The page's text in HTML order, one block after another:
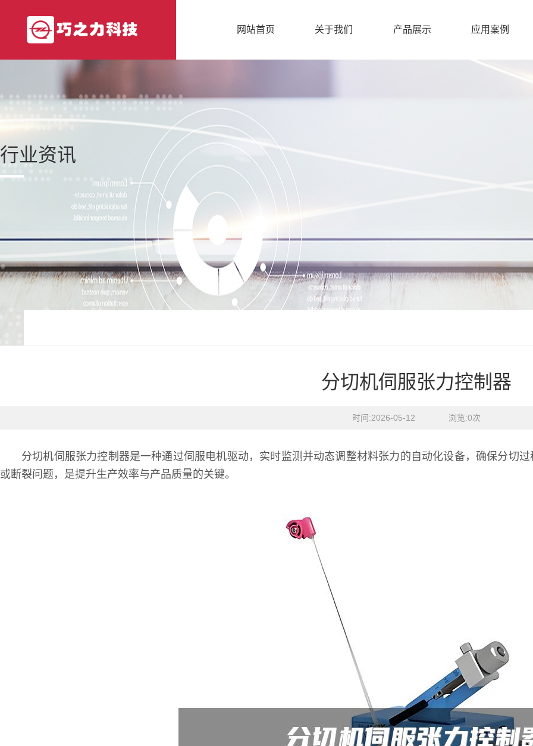
网站首页 关于我们 产品展示 应用案例
行业资讯
分切机伺服张力控制器
时间:2026-05-12    浏览:0次
分切机伺服张力控制器是一种通过伺服电机驱动，实时监测并动态调整材料张力的自动化设备，确保分切
或断裂问题，是提升生产效率与产品质量的关键。